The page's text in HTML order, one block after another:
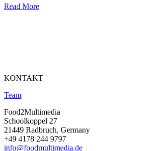
Read More
KONTAKT
Team
Food2Multimedia
Schoolkoppel 27
21449 Radbruch, Germany
+49 4178 244 9797
info@foodmultimedia.de